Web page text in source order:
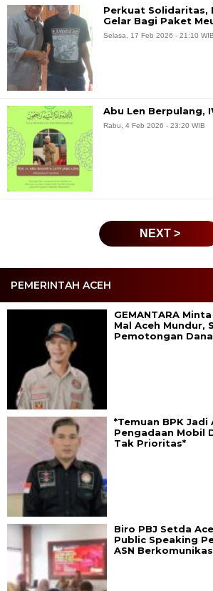
PEMERINTAH ACEH
GEMANTARA
Mal Aceh Mundur,
Pemotongan
*Temuan BPK Jadi
Pengadaan Mobil
Tak Prioritas*
Biro PBJ Setda
Public Speaking
ASN
Perkuat Solidaritas,
Gelar Bagi Paket
Selasa, 17 Feb 2026 - 21:10 WIB
Abu Len Berpulang,
Rabu, 4 Feb 2026 - 23:20 WIB
NEXT >